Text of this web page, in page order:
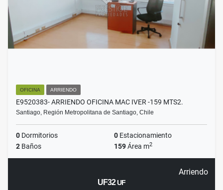
OFICINA ARRIENDO
E9520383- ARRIENDO OFICINA MAC IVER -159 MTS2.
Santiago, Región Metropolitana de Santiago, Chile
0 Dormitorios 0 Estacionamiento
2 Baños 159Área m2
Arriendo
UF32UF